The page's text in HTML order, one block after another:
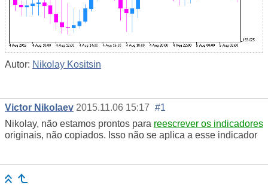
Autor: Nikolay Kositsin
Victor Nikolaev 2015.11.06 15:17 #1
Nikolay, não estamos prontos para reescrever os indicadores
originais, não copiados. Isso não se aplica a esse indicador